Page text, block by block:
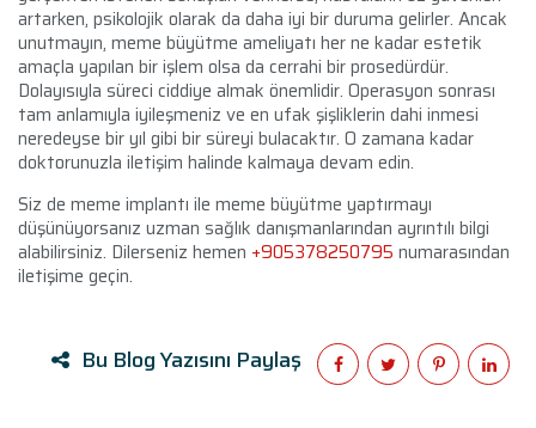
artarken, psikolojik olarak da daha iyi bir duruma gelirler. Ancak
unutmayın, meme büyütme ameliyatı her ne kadar estetik
amaçla yapılan bir işlem olsa da cerrahi bir prosedürdür.
Dolayısıyla süreci ciddiye almak önemlidir. Operasyon sonrası
tam anlamıyla iyileşmeniz ve en ufak şişliklerin dahi inmesi
neredeyse bir yıl gibi bir süreyi bulacaktır. O zamana kadar
doktorunuzla iletişim halinde kalmaya devam edin.
Siz de meme implantı ile meme büyütme yaptırmayı
düşünüyorsanız uzman sağlık danışmanlarından ayrıntılı bilgi
alabilirsiniz. Dilerseniz hemen +905378250795 numarasından
iletişime geçin.
Bu Blog Yazısını Paylaş